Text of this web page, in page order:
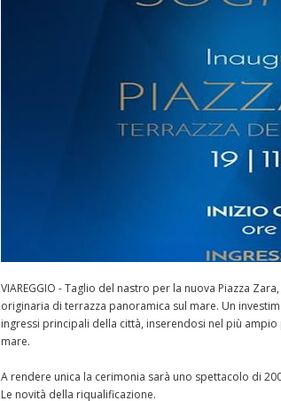
VIAREGGIO - Taglio del nastro per la nuova Piazza
originaria di terrazza panoramica sul mare. Un
ingressi principali della città, inserendosi nel più
mare.
A rendere unica la cerimonia sarà uno spettacolo di
Le novità della riqualificazione.